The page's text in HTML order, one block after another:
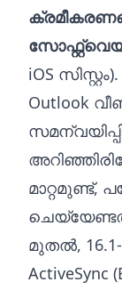
iOS സിസ്റ്റം).
Outlook
മാറ്റമുണ്ട്,
ചെയ്യേണ്ടത്
മുതൽ,